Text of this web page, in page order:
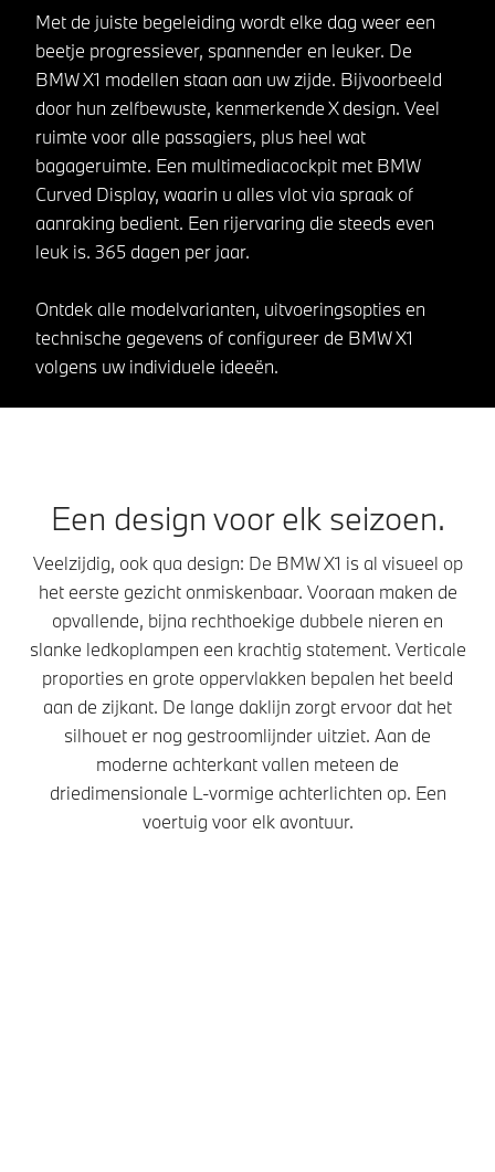
Met de juiste begeleiding wordt elke dag weer een
beetje progressiever, spannender en leuker. De
BMW X1 modellen staan aan uw zijde. Bijvoorbeeld
door hun zelfbewuste, kenmerkende X design. Veel
ruimte voor alle passagiers, plus heel wat
bagageruimte. Een multimediacockpit met BMW
Curved Display, waarin u alles vlot via spraak of
aanraking bedient. Een rijervaring die steeds even
leuk is. 365 dagen per jaar.
Ontdek alle modelvarianten, uitvoeringsopties en
technische gegevens of configureer de BMW X1
volgens uw individuele ideeën.
Een design voor elk seizoen.
Veelzijdig, ook qua design: De BMW X1 is al visueel op
het eerste gezicht onmiskenbaar. Vooraan maken de
opvallende, bijna rechthoekige dubbele nieren en
slanke ledkoplampen een krachtig statement. Verticale
proporties en grote oppervlakken bepalen het beeld
aan de zijkant. De lange daklijn zorgt ervoor dat het
silhouet er nog gestroomlijnder uitziet. Aan de
moderne achterkant vallen meteen de
driedimensionale L-vormige achterlichten op. Een
voertuig voor elk avontuur.